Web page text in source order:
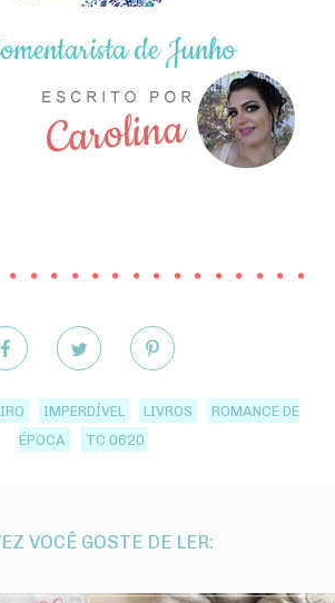
de Junho
IMPERDÍVEL LIVROS
ROMANCE DE
ÉPOCA
TC 0620
VOCÊ GOSTE DE LER: